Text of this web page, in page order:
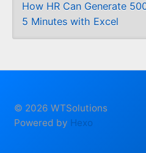
How HR Can Generate
5 Minutes with Excel
© 2026 WTSolutions
Powered by Hexo